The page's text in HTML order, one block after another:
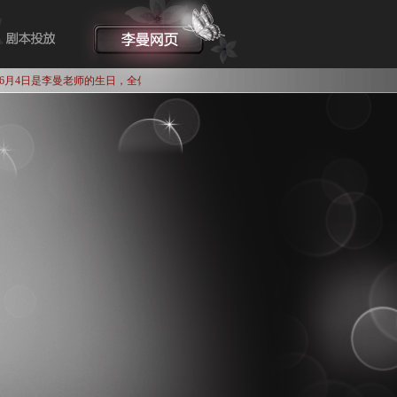
4日是李曼老师的生日，全体鳗鱼送来祝福：祝生日快乐！身体健康！事业更上一层